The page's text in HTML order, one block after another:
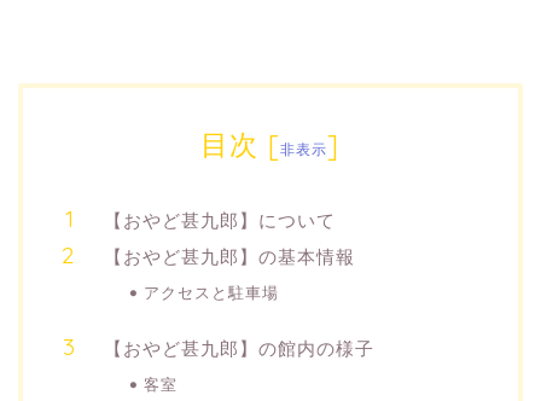
目次 [非表示]
【おやど甚九郎】について
【おやど甚九郎】の基本情報
アクセスと駐車場
【おやど甚九郎】の館内の様子
客室